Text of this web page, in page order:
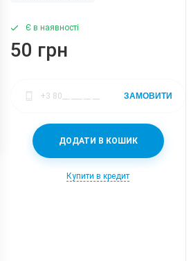
Є в наявності
50 грн
ДОДАТИ В КОШИК
Купити в кредит
ЗАМОВИТИ